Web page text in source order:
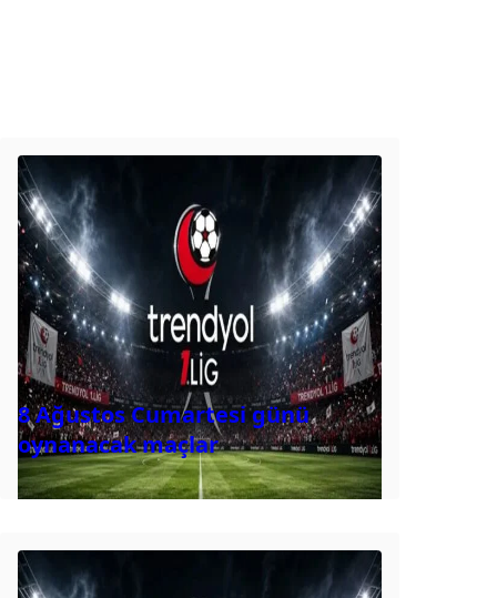
8 Ağustos Cumartesi günü
oynanacak maçlar